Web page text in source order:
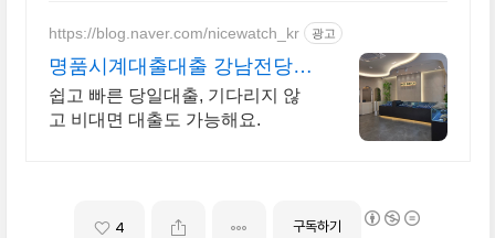
https://blog.naver.com/nicewatch_kr 광고
명품시계대출대출 강남전당포
나이스전당포
쉽고 빠른 당일대출, 기다리지 않
고 비대면 대출도 가능해요.
4 구독하기